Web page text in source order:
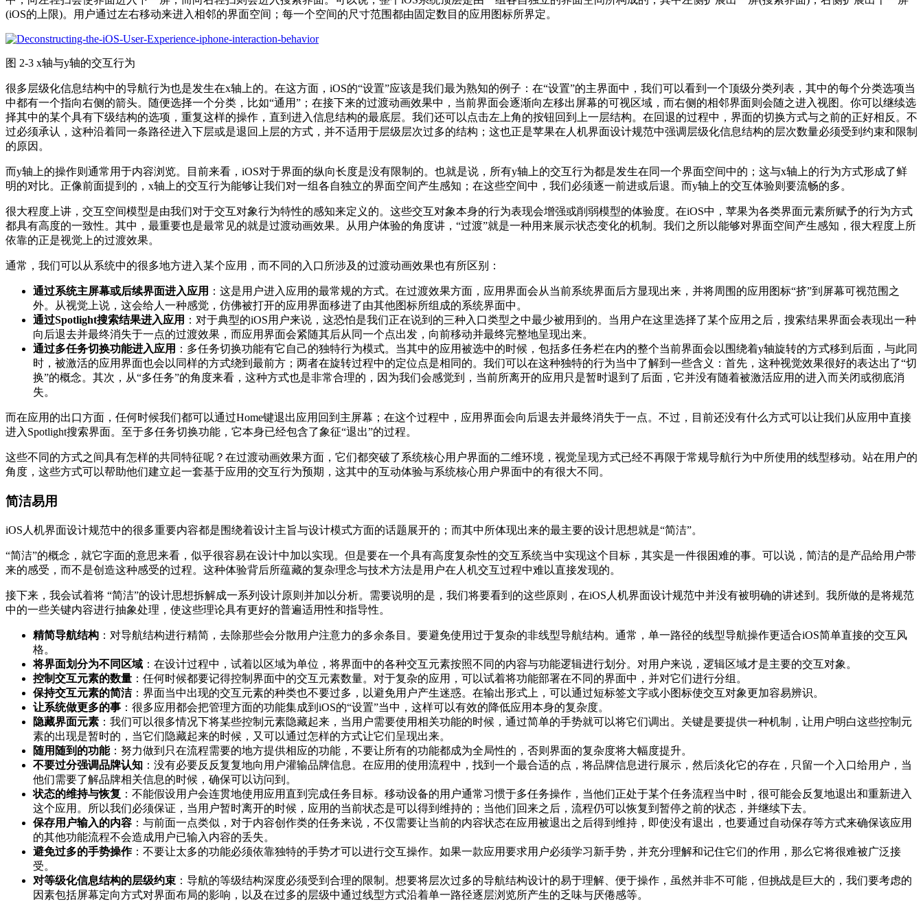
(iOS的上限)。用户通过左右移动来进入相邻的界面空间；每一个空间的尺寸范围都由固定数目的应用图标所界定。
图 2-3 x轴与y轴的交互行为
很多层级化信息结构中的导航行为也是发生在x轴上的。在这方面，iOS的“设置”应该是我们最为熟知的例子：在“设置”的主界面中，我们可以看到一个顶级分类列表，其中的每个分类选项当
中都有一个指向右侧的箭头。随便选择一个分类，比如“通用”；在接下来的过渡动画效果中，当前界面会逐渐向左移出屏幕的可视区域，而右侧的相邻界面则会随之进入视图。你可以继续选
择其中的某个具有下级结构的选项，重复这样的操作，直到进入信息结构的最底层。我们还可以点击左上角的按钮回到上一层结构。在回退的过程中，界面的切换方式与之前的正好相反。不
过必须承认，这种沿着同一条路径进入下层或是退回上层的方式，并不适用于层级层次过多的结构；这也正是苹果在人机界面设计规范中强调层级化信息结构的层次数量必须受到约束和限制
的原因。
而y轴上的操作则通常用于内容浏览。目前来看，iOS对于界面的纵向长度是没有限制的。也就是说，所有y轴上的交互行为都是发生在同一个界面空间中的；这与x轴上的行为方式形成了鲜
明的对比。正像前面提到的，x轴上的交互行为能够让我们对一组各自独立的界面空间产生感知；在这些空间中，我们必须逐一前进或后退。而y轴上的交互体验则要流畅的多。
很大程度上讲，交互空间模型是由我们对于交互对象行为特性的感知来定义的。这些交互对象本身的行为表现会增强或削弱模型的体验度。在iOS中，苹果为各类界面元素所赋予的行为方式
都具有高度的一致性。其中，最重要也是最常见的就是过渡动画效果。从用户体验的角度讲，“过渡”就是一种用来展示状态变化的机制。我们之所以能够对界面空间产生感知，很大程度上所
依靠的正是视觉上的过渡效果。
通常，我们可以从系统中的很多地方进入某个应用，而不同的入口所涉及的过渡动画效果也有所区别：
通过系统主屏幕或后续界面进入应用 ：这是用户进入应用的最常规的方式。在过渡效果方面，应用界面会从当前系统界面后方显现出来，并将周围的应用图标“挤”到屏幕可视范围之
外。从视觉上说，这会给人一种感觉，仿佛被打开的应用界面移进了由其他图标所组成的系统界面中。
通过Spotlight搜索结果进入应用 ：对于典型的iOS用户来说，这恐怕是我们正在说到的三种入口类型之中最少被用到的。当用户在这里选择了某个应用之后，搜索结果界面会表现出一种
向后退去并最终消失于一点的过渡效果，而应用界面会紧随其后从同一个点出发，向前移动并最终完整地呈现出来。
通过多任务切换功能进入应用 ：多任务切换功能有它自己的独特行为模式。当其中的应用被选中的时候，包括多任务栏在内的整个当前界面会以围绕着y轴旋转的方式移到后面，与此同
时，被激活的应用界面也会以同样的方式绕到最前方；两者在旋转过程中的定位点是相同的。我们可以在这种独特的行为当中了解到一些含义：首先，这种视觉效果很好的表达出了“切
换”的概念。其次，从“多任务”的角度来看，这种方式也是非常合理的，因为我们会感觉到，当前所离开的应用只是暂时退到了后面，它并没有随着被激活应用的进入而关闭或彻底消
失。
而在应用的出口方面，任何时候我们都可以通过Home键退出应用回到主屏幕；在这个过程中，应用界面会向后退去并最终消失于一点。不过，目前还没有什么方式可以让我们从应用中直接
进入Spotlight搜索界面。至于多任务切换功能，它本身已经包含了象征“退出”的过程。
这些不同的方式之间具有怎样的共同特征呢？在过渡动画效果方面，它们都突破了系统核心用户界面的二维环境，视觉呈现方式已经不再限于常规导航行为中所使用的线型移动。站在用户的
角度，这些方式可以帮助他们建立起一套基于应用的交互行为预期，这其中的互动体验与系统核心用户界面中的有很大不同。
简洁易用
iOS人机界面设计规范中的很多重要内容都是围绕着设计主旨与设计模式方面的话题展开的；而其中所体现出来的最主要的设计思想就是“简洁”。
“简洁”的概念，就它字面的意思来看，似乎很容易在设计中加以实现。但是要在一个具有高度复杂性的交互系统当中实现这个目标，其实是一件很困难的事。可以说，简洁的是产品给用户带
来的感受，而不是创造这种感受的过程。这种体验背后所蕴藏的复杂理念与技术方法是用户在人机交互过程中难以直接发现的。
接下来，我会试着将 “简洁”的设计思想拆解成一系列设计原则并加以分析。需要说明的是，我们将要看到的这些原则，在iOS人机界面设计规范中并没有被明确的讲述到。我所做的是将规范
中的一些关键内容进行抽象处理，使这些理论具有更好的普遍适用性和指导性。
精简导航结构 ：对导航结构进行精简，去除那些会分散用户注意力的多余条目。要避免使用过于复杂的非线型导航结构。通常，单一路径的线型导航操作更适合iOS简单直接的交互风
格。
将界面划分为不同区域 ：在设计过程中，试着以区域为单位，将界面中的各种交互元素按照不同的内容与功能逻辑进行划分。对用户来说，逻辑区域才是主要的交互对象。
控制交互元素的数量 ：任何时候都要记得控制界面中的交互元素数量。对于复杂的应用，可以试着将功能部署在不同的界面中，并对它们进行分组。
保持交互元素的简洁：界面当中出现的交互元素的种类也不要过多，以避免用户产生迷惑。在输出形式上，可以通过短标签文字或小图标使交互对象更加容易辨识。
让系统做更多的事 ：很多应用都会把管理方面的功能集成到iOS的“设置”当中，这样可以有效的降低应用本身的复杂度。
隐藏界面元素 ：我们可以很多情况下将某些控制元素隐藏起来，当用户需要使用相关功能的时候，通过简单的手势就可以将它们调出。关键是要提供一种机制，让用户明白这些控制元
素的出现是暂时的，当它们隐藏起来的时候，又可以通过怎样的方式让它们呈现出来。
随用随到的功能：努力做到只在流程需要的地方提供相应的功能，不要让所有的功能都成为全局性的，否则界面的复杂度将大幅度提升。
不要过分强调品牌认知 ：没有必要反反复复地向用户灌输品牌信息。在应用的使用流程中，找到一个最合适的点，将品牌信息进行展示，然后淡化它的存在，只留一个入口给用户，当
他们需要了解品牌相关信息的时候，确保可以访问到。
状态的维持与恢复 ：不能假设用户会连贯地使用应用直到完成任务目标。移动设备的用户通常习惯于多任务操作，当他们正处于某个任务流程当中时，很可能会反复地退出和重新进入
这个应用。所以我们必须保证，当用户暂时离开的时候，应用的当前状态是可以得到维持的；当他们回来之后，流程仍可以恢复到暂停之前的状态，并继续下去。
保存用户输入的内容 ：与前面一点类似，对于内容创作类的任务来说，不仅需要让当前的内容状态在应用被退出之后得到维持，即使没有退出，也要通过自动保存等方式来确保该应用
的其他功能流程不会造成用户已输入内容的丢失。
避免过多的手势操作：不要让太多的功能必须依靠独特的手势才可以进行交互操作。如果一款应用要求用户必须学习新手势，并充分理解和记住它们的作用，那么它将很难被广泛接
受。
对等级化信息结构的层级约束 ：导航的等级结构深度必须受到合理的限制。想要将层次过多的导航结构设计的易于理解、便于操作，虽然并非不可能，但挑战是巨大的，我们要考虑的
因素包括屏幕定向方式对界面布局的影响，以及在过多的层级中通过线型方式沿着单一路径逐层浏览所产生的乏味与厌倦感等。